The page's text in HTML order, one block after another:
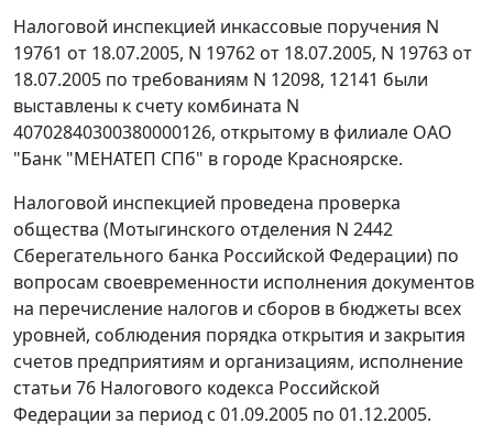
Налоговой инспекцией инкассовые поручения N
19761 от 18.07.2005, N 19762 от 18.07.2005, N 19763 от
18.07.2005 по требованиям N 12098, 12141 были
выставлены к счету комбината N
40702840300380000126, открытому в филиале ОАО
"Банк "МЕНАТЕП СПб" в городе Красноярске.
Налоговой инспекцией проведена проверка
общества (Мотыгинского отделения N 2442
Сберегательного банка Российской Федерации) по
вопросам своевременности исполнения документов
на перечисление налогов и сборов в бюджеты всех
уровней, соблюдения порядка открытия и закрытия
счетов предприятиям и организациям, исполнение
статьи 76 Налогового кодекса Российской
Федерации за период с 01.09.2005 по 01.12.2005.